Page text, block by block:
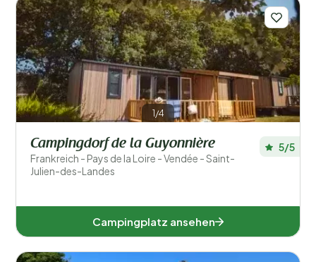
Auvergne-Rhone-Alpen (44)
Bretagne (18)
Grand Est (13)
Korsika (3)
1/4
Campingdorf de la Guyonnière
Frankreich - Pays de la Loire - Vendée - Saint-
Julien-des-Landes
5/5
Campingplatz ansehen